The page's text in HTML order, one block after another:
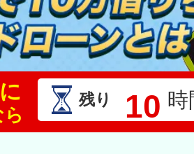
残り 10 時